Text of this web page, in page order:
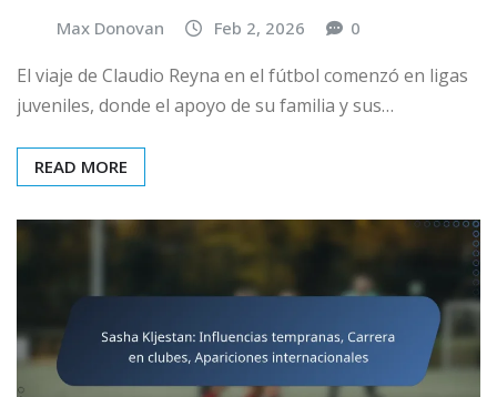
Max Donovan Feb 2, 2026 0
El viaje de Claudio Reyna en el fútbol comenzó en ligas
juveniles, donde el apoyo de su familia y sus…
READ MORE